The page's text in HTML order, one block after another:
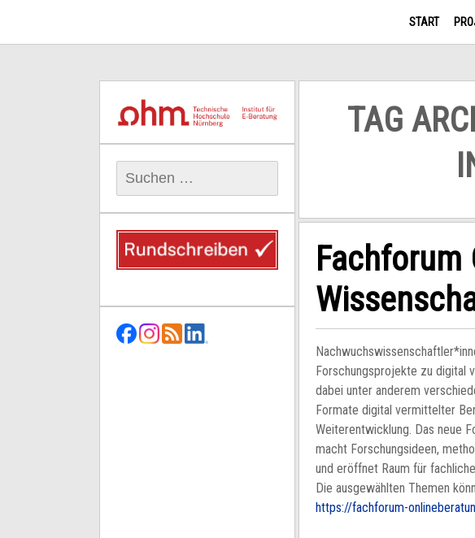
START
TAG
Fachforum
Forschungsprojekte zu digital
dabei unter anderem
Formate digital vermittelter
Weiterentwicklung. Das neue
macht Forschungsideen,
und eröffnet Raum für
Die ausgewählten Themen
https://fachforum-
nach: